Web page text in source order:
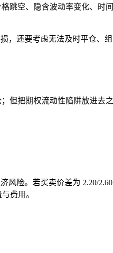
跳空、隐含波动率变化、时
，还要考虑无法及时平仓、
但把期权流动性陷阱放进去
风险。若买卖价差为 2.20/
费用。